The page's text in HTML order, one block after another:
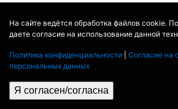
На сайте ведётся обработка файлов cookie.
даете согласие на использование данной
Политика конфиденциальности
Согласие на
персональных данных
Я согласен/согласна